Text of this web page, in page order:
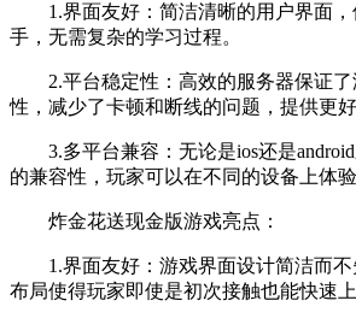
1.界面友好：简洁清晰的用户界面，
手，无需复杂的学习过程。
2.平台稳定性：高效的服务器保证了
性，减少了卡顿和断线的问题，提供更好
3.多平台兼容：无论是ios还是
的兼容性，玩家可以在不同的设备上体验
炸金花送现金版游戏亮点：
1.界面友好：游戏界面设计简洁而不
布局使得玩家即使是初次接触也能快速上